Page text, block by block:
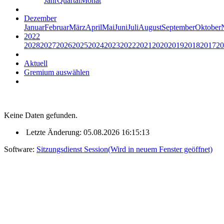
Dezember
JanuarFebruarMärzAprilMaiJuniJuliAugustSeptemberOktober
2022
20282027202620252024202320222021 2020201920182017
Aktuell
Gremium auswählen
Keine Daten gefunden.
Letzte Änderung: 05.08.2026 16:15:13
Software: Sitzungsdienst Session(Wird in neuem Fenster geöffnet)